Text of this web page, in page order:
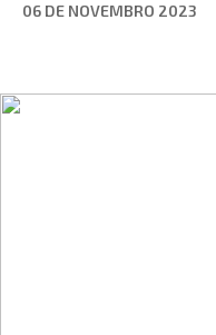
06 DE NOVEMBRO 2023